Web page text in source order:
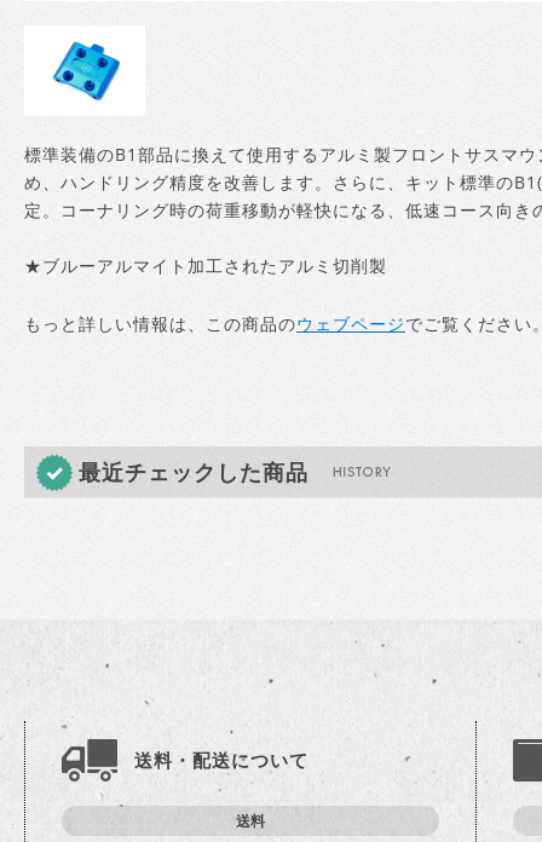
標準装備のB1部品に換えて使用するアルミ製フロントサスマ
め、ハンドリング精度を改善します。さらに、キット標準の
定。コーナリング時の荷重移動が軽快になる、低速コース向き
★ブルーアルマイト加工されたアルミ切削製
もっと詳しい情報は、この商品のウェブページでご覧ください
最近チェックした商品
送料・配送について
送料